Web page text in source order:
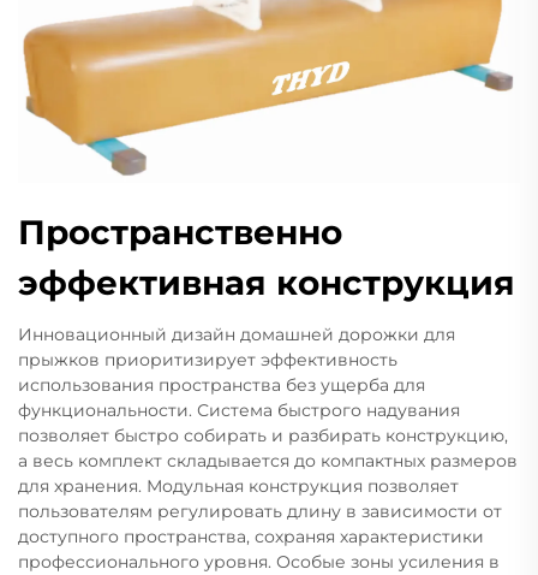
Пространственно
эффективная конструкция
Инновационный дизайн домашней дорожки для
прыжков приоритизирует эффективность
использования пространства без ущерба для
функциональности. Система быстрого надувания
позволяет быстро собирать и разбирать конструкцию,
а весь комплект складывается до компактных размеров
для хранения. Модульная конструкция позволяет
пользователям регулировать длину в зависимости от
доступного пространства, сохраняя характеристики
профессионального уровня. Особые зоны усиления в